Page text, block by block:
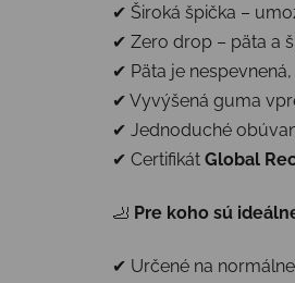
✔ Široká špička –
✔ Zero drop – päta a
✔ Päta je
✔ Vyvýšená guma
✔ Jednoduché
✔ Certifikát Global
🦶 Pre koho sú
✔ Určené na